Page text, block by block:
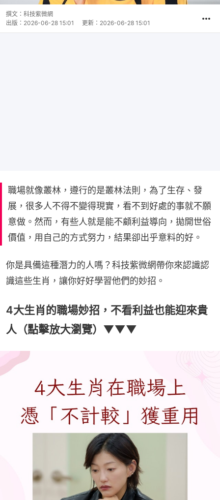
撰文： 科技紫微網
出版： 2026-06-28 15:01 更新： 2026-06-28 15:01
職場就像叢林，遵行的是叢林法則，為了生存、發
展，很多人不得不變得現實，看不到好處的事就不願
意做。然而，有些人就是能不顧利益導向，拋開世俗
價值，用自己的方式努力，結果卻出乎意料的好。
你是具備這種潛力的人嗎？科技紫微網帶你來認識認
識這些生肖，讓你好好學習他們的妙招。
4大生肖的職場妙招，不看利益也能迎來貴
人（點擊放大瀏覽）▼▼▼